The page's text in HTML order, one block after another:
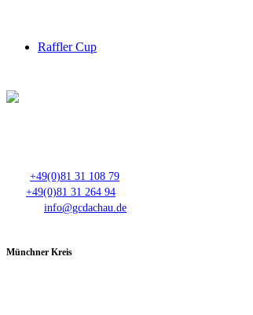
Raffler Cup
+49(0)81 31 108 79
+49(0)81 31 264 94
info@gcdachau.de
Münchner Kreis